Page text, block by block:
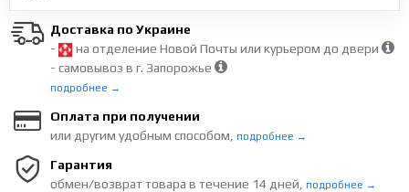
Доставка по Украине
-
на отделение Новой Почты или курьером до двери
- самовывоз в г. Запорожье
подробнее →
Оплата при получении
или другим удобным способом,
подробнее →
Гарантия
обмен/возврат товара в течение 14 дней,
подробнее →